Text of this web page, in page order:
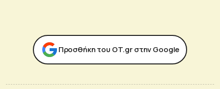
Προσθήκη του ΟΤ.gr στην Google